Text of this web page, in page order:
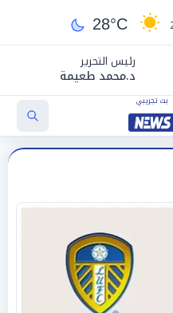
28°C
رئيس التحرير
د.محمد طعيمة